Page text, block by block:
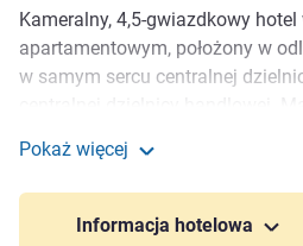
Opis
Kameralny, 4,5-gwiazdkowy hotel
apartamentowym, położony w
w samym sercu centralnej
Goście mogą skorzystać z
na niezależność, którą może
zakwaterowanie w apartamencie.
Pokaż więcej
Informacja hotelowa